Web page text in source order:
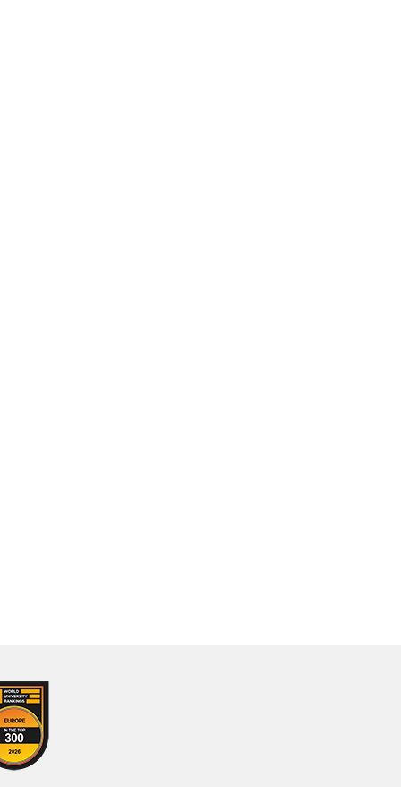
Ġrajjet Baħartna
Ħamsin u Waħda
Ħsejjes u Stejjer
Il-Baħar fil-Letteratura